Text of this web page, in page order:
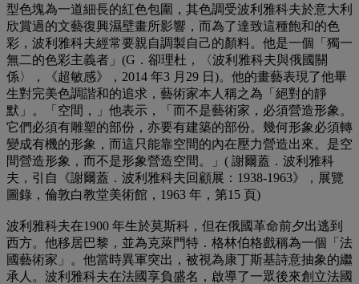
型色塊為一道細長的紅色包圍，其色調受波利雅科夫於意大利
欣賞過的文藝復興濕壁畫所影響，而為了達致這種飽和的色
彩，波利雅科夫經常要親自調製自己的顏料。他是一個「獨一
無二的色彩主義者」(G．卻理杜，〈波利雅科夫與俄國關
係〉，《超敏感》，2014 年3 月29 日)。他的畫藝表現了他畢
生對完美色調諧和的追求，藝術家本人稱之為「絕對的靜
默」。「空間，」他表示，「而不是藝術家，必須營造形象。
它們必須有雕塑的部份，亦要有建築的部份。幾何形象必須轉
變成有機的形象，而這只能靠空間的內在壓力營造出來。是空
間營造形象，而不是形象營造空間。」( 謝爾蓋．波利雅科
夫，引自《謝爾蓋．波利雅科夫回顧展：1938-1963》，展覽
圖錄，倫敦白教堂美術館，1963 年，第15 頁)
波利雅科夫在1900 年生於莫斯科，但在俄國革命前夕出逃到
西方。他移居巴黎，並為克萊門特．格林伯格戲稱為一個「法
國藝術家」。他當時異軍突出，被視為康丁斯基詩意抽象的繼
承人。波利雅科夫在法國享負盛名，啟導了一眾後來創立法國